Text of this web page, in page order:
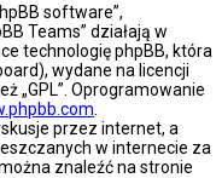
software”,
Teams” działają w
technologię phpBB, która
wydane na licencji
„GPL”. Oprogramowanie
przez internet, a
w internecie za
znaleźć na stronie